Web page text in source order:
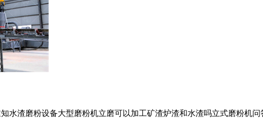
水渣磨粉设备大型磨粉机立磨可以加工矿渣炉渣和水渣吗立式磨粉机